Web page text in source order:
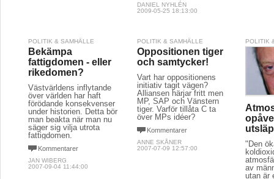
DANIEL NYHLÉN
2009-05-25 18:13:00
POLITIK & SAMHÄLLE
Bekämpa
fattigdomen - eller
rikedomen?
Västvärldens inflytande
över världen har haft
förödande konsekvenser
under historien. Detta bör
man beakta när man nu
säger sig vilja utrota
fattigdomen.
Kommentarer
JAN WIBERG
2007-09-04 11:44:00
POLITIK & SAMHÄLLE
Oppositionen tiger
och samtycker!
Vart har oppositionens
initiativ tagit vägen?
Alliansen härjar fritt men
MP, SAP och Vänstern
tiger. Varför tillåta C ta
över MPs idéer?
Kommentarer
ANNE SKÅNER
2007-07-09 12:57:00
POLITIK
"Den
av
utan är